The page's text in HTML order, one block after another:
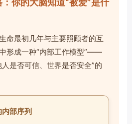
：你的大脑知道“被爱”是什
命最初几年与主要照顾者的互
形成一种“内部工作模型”——
是否可信、世界是否安全”的
部序列